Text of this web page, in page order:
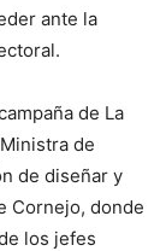
ante la
de La
de
de diseñar y
Cornejo, donde
los jefes